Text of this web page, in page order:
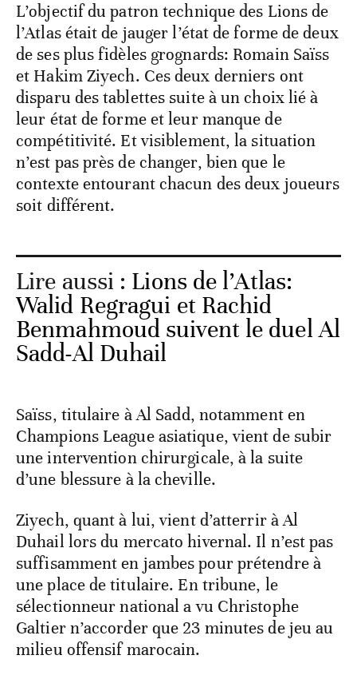
L’objectif du patron technique des Lions de
l’Atlas était de jauger l’état de forme de deux
de ses plus fidèles grognards: Romain Saïss
et Hakim Ziyech. Ces deux derniers ont
disparu des tablettes suite à un choix lié à
leur état de forme et leur manque de
compétitivité. Et visiblement, la situation
n’est pas près de changer, bien que le
contexte entourant chacun des deux joueurs
soit différent.
Lire aussi : Lions de l’Atlas:
Walid Regragui et Rachid
Benmahmoud suivent le duel Al
Sadd-Al Duhail
Saïss, titulaire à Al Sadd, notamment en
Champions League asiatique, vient de subir
une intervention chirurgicale, à la suite
d’une blessure à la cheville.
Ziyech, quant à lui, vient d’atterrir à Al
Duhail lors du mercato hivernal. Il n’est pas
suffisamment en jambes pour prétendre à
une place de titulaire. En tribune, le
sélectionneur national a vu Christophe
Galtier n’accorder que 23 minutes de jeu au
milieu offensif marocain.